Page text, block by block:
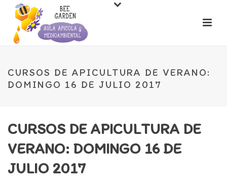
CURSOS DE APICULTURA DE VERANO:
DOMINGO 16 DE JULIO 2017
CURSOS DE APICULTURA DE
VERANO: DOMINGO 16 DE
JULIO 2017